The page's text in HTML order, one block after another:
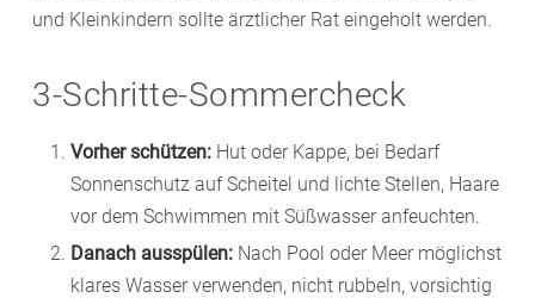
und Kleinkindern sollte ärztlicher Rat eingeholt werden.
3-Schritte-Sommercheck
Vorher schützen: Hut oder Kappe, bei Bedarf
Sonnenschutz auf Scheitel und lichte Stellen, Haare
vor dem Schwimmen mit Süßwasser anfeuchten.
Danach ausspülen: Nach Pool oder Meer möglichst
klares Wasser verwenden, nicht rubbeln, vorsichtig